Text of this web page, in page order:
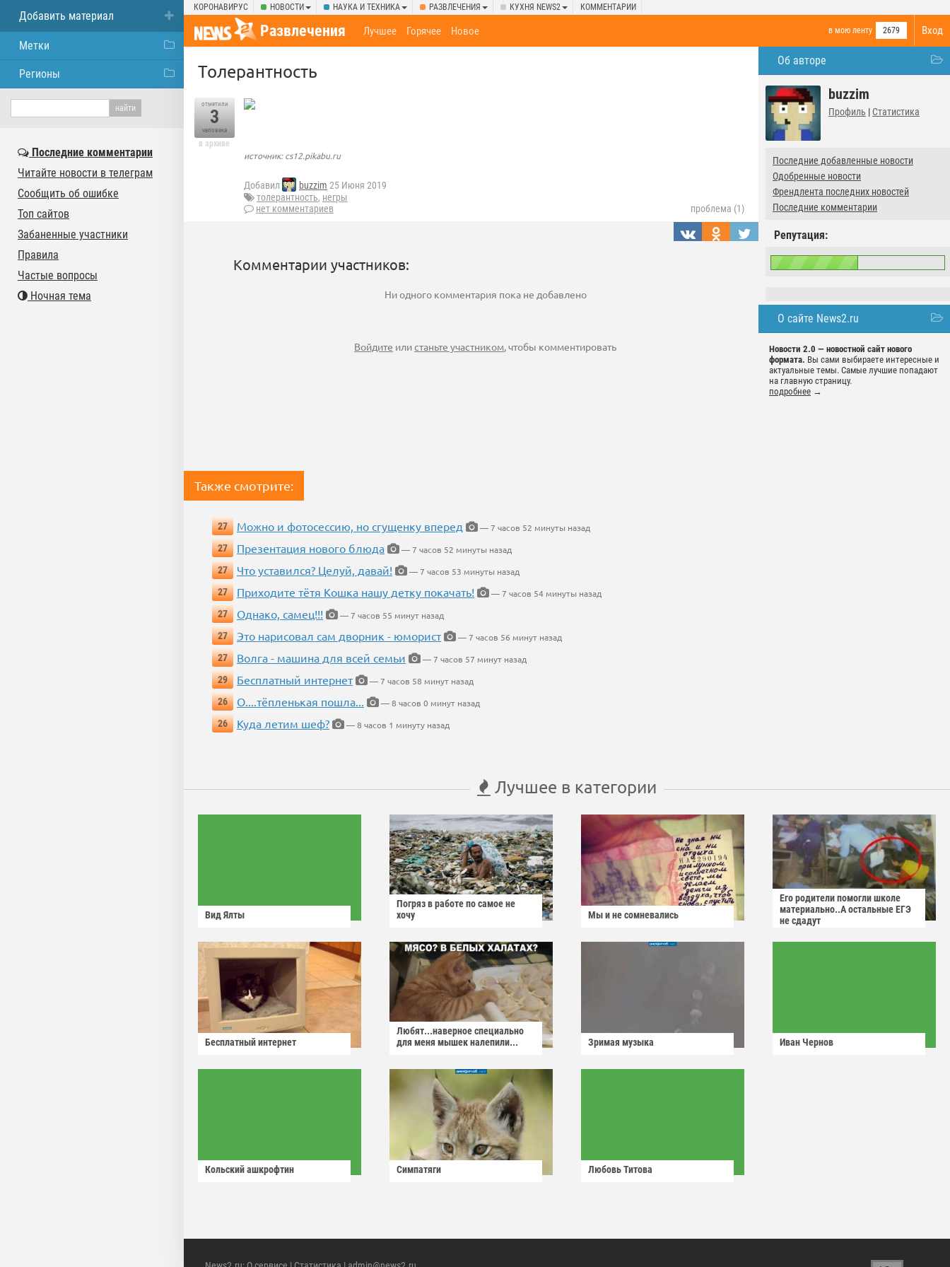
КОРОНАВИРУС НОВОСТИ НАУКА И ТЕХНИКА РАЗВЛЕЧЕНИЯ КУХНЯ NEWS2 КОММЕНТАРИИ
Вход
Развлечения в мою ленту 2679
Лучшее Горячее Новое
Об авторе
buzzim
Профиль | Статистика
Последние добавленные новости
Одобренные новости
Френдлента последних новостей
Последние комментарии
Репутация:
О сайте News2.ru
Новости 2.0 — новостной сайт нового
формата. Вы сами выбираете интересные и
актуальные темы. Самые лучшие попадают
на главную страницу.
подробнее →
Толерантность
отметили
3
человека
в архиве
источник: cs12.pikabu.ru
Добавил buzzim 25 Июня 2019
толерантность, негры
нет комментариев
проблема (1)
Комментарии участников:
Ни одного комментария пока не добавлено
Войдите илистаньте участником, чтобы комментировать
Также смотрите:
27 Можно и фотосессию, но сгущенку вперед
— 7 часов 52 минуты назад
27
Презентация нового блюда
— 7 часов 52 минуты назад
27
Что уставился? Целуй, давай!
— 7 часов 53 минуты назад
27
Приходите тётя Кошка нашу детку покачать!
— 7 часов 54 минуты назад
27
Однако, самец!!!
— 7 часов 55 минут назад
27
Это нарисовал сам дворник - юморист
— 7 часов 56 минут назад
27
Волга - машина для всей семьи
— 7 часов 57 минут назад
29
Бесплатный интернет
— 7 часов 58 минут назад
26
О....тёпленькая пошла...
— 8 часов 0 минут назад
26
Куда летим шеф? — 8 часов 1 минуту назад
Лучшее в категории
Вид Ялты
Погряз в работе по самое не
хочу
Мы и не сомневались
Его родители помогли школе
материально..А остальные ЕГЭ
не сдадут
Бесплатный интернет
Любят...наверное специально
для меня мышек налепили...
Зримая музыка Иван Чернов
Кольский ашкрофтин Симпатяги Любовь Титова
Добавить материал
Метки
Регионы
Последние комментарии
Читайте новости в телеграм
Сообщить об ошибке
Топ сайтов
Забаненные участники
Правила
Частые вопросы
Ночная тема